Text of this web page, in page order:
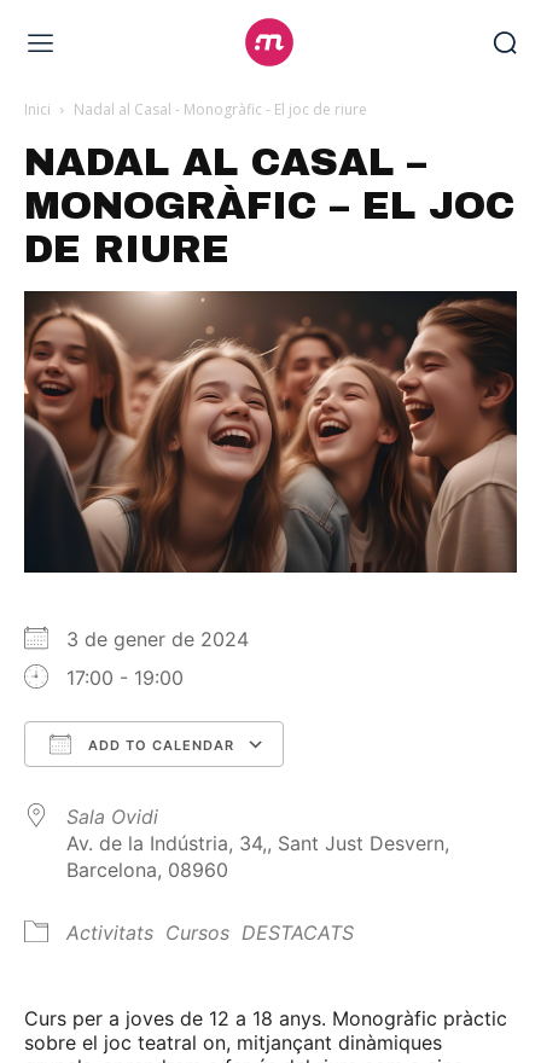
Inici Nadal al Casal - Monogràfic - El joc de riure
NADAL AL CASAL –
MONOGRÀFIC – EL JOC
DE RIURE
3 de gener de 2024
17:00 - 19:00
ADD TO CALENDAR
Sala Ovidi
Av. de la Indústria, 34,, Sant Just Desvern,
Barcelona, 08960
Activitats Cursos DESTACATS
Curs per a joves de 12 a 18 anys. Monogràfic pràctic
sobre el joc teatral on, mitjançant dinàmiques